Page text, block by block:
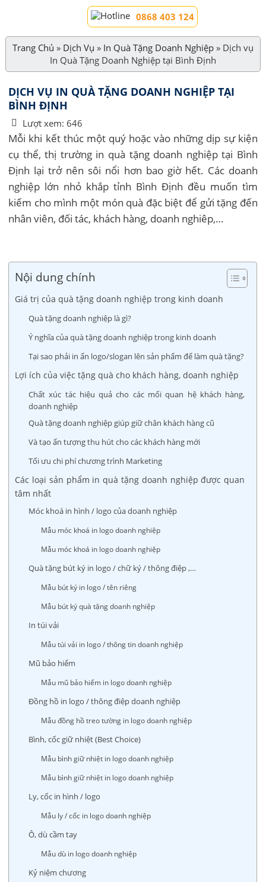
0868 403 124
Trang Chủ » Dịch Vụ » In Quà Tặng Doanh Nghiệp» Dịch vụ
In Quà Tặng Doanh Nghiệp tại Bình Định
DỊCH VỤ IN QUÀ TẶNG DOANH NGHIỆP TẠI
BÌNH ĐỊNH
Lượt xem: 646
Mỗi khi kết thúc một quý hoặc vào những dịp sự kiện
cụ thể, thị trường in quà tặng doanh nghiệp tại Bình
Định lại trở nên sôi nổi hơn bao giờ hết. Các doanh
nghiệp lớn nhỏ khắp tỉnh Bình Định đều muốn tìm
kiếm cho mình một món quà đặc biệt để gửi tặng đến
nhân viên, đối tác, khách hàng, doanh nghiêp,…
Nội dung chính
Giá trị của quà tặng doanh nghiệp trong kinh doanh
Quà tặng doanh nghiệp là gì?
Ý nghĩa của quà tặng doanh nghiệp trong kinh doanh
Tại sao phải in ấn logo/slogan lên sản phẩm để làm quà tặng?
Lợi ích của việc tặng quà cho khách hàng, doanh nghiệp
Chất xúc tác hiệu quả cho các mối quan hệ khách hàng,
doanh nghiệp
Quà tặng doanh nghiệp giúp giữ chân khách hàng cũ
Và tạo ấn tượng thu hút cho các khách hàng mới
Tối ưu chi phí chương trình Marketing
Các loại sản phẩm in quà tặng doanh nghiệp được quan
tâm nhất
Móc khoá in hình / logo của doanh nghiệp
Mẫu móc khoá in logo doanh nghiệp
Mẫu móc khoá in logo doanh nghiệp
Quà tặng bút ký in logo / chữ ký / thông điệp ,…
Mẫu bút ký in logo / tên riêng
Mẫu bút ký quà tặng doanh nghiệp
In túi vải
Mẫu túi vải in logo / thông tin doanh nghiệp
Mũ bảo hiểm
Mẫu mũ bảo hiểm in logo doanh nghiệp
Đồng hồ in logo / thông điệp doanh nghiệp
Mẫu đồng hồ treo tường in logo doanh nghiệp
Bình, cốc giữ nhiệt (Best Choice)
Mẫu bình giữ nhiệt in logo doanh nghiệp
Mẫu bình giữ nhiệt in logo doanh nghiệp
Ly, cốc in hình / logo
Mẫu ly / cốc in logo doanh nghiệp
Ô, dù cầm tay
Mẫu dù in logo doanh nghiệp
Kỷ niệm chương